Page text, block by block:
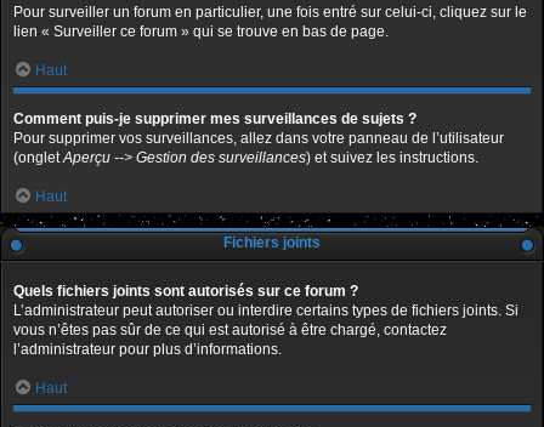
Pour surveiller un forum en particulier, une fois entré sur celui-ci, cliquez sur le
lien « Surveiller ce forum » qui se trouve en bas de page.
Haut
Comment puis-je supprimer mes surveillances de sujets ?
Pour supprimer vos surveillances, allez dans votre panneau de l’utilisateur
(ongletAperçu --> Gestion des surveillances) et suivez les instructions.
Haut
Fichiers joints
Quels fichiers joints sont autorisés sur ce forum ?
L’administrateur peut autoriser ou interdire certains types de fichiers joints. Si
vous n’êtes pas sûr de ce qui est autorisé à être chargé, contactez
l’administrateur pour plus d’informations.
Haut